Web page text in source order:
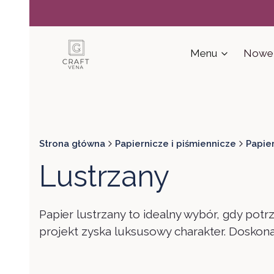
Menu
Strona główna Papiernicze i piśmiennicze
Lustrzany
Papier lustrzany to idealny wybór, gdy
projekt zyska luksusowy charakter.